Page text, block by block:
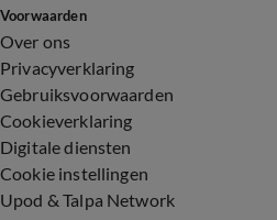
Voorwaarden
Over ons
Privacyverklaring
Gebruiksvoorwaarden
Cookieverklaring
Digitale diensten
Cookie instellingen
Upod & Talpa Network